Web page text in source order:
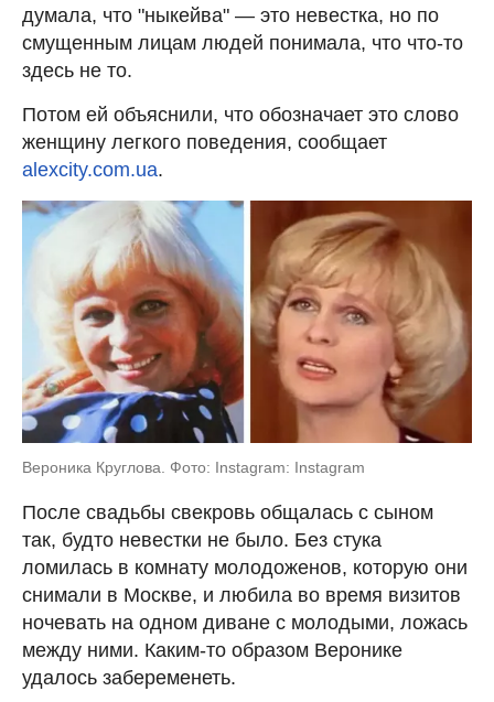
думала, что "ныкейва" — это невестка, но по
смущенным лицам людей понимала, что что-то
здесь не то.
Потом ей объяснили, что обозначает это слово
женщину легкого поведения, сообщает
alexcity.com.ua.
Вероника Круглова. Фото: Instagram: Instagram
После свадьбы свекровь общалась с сыном
так, будто невестки не было. Без стука
ломилась в комнату молодоженов, которую они
снимали в Москве, и любила во время визитов
ночевать на одном диване с молодыми, ложась
между ними. Каким-то образом Веронике
удалось забеременеть.